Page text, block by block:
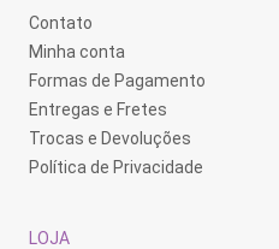
Contato
Minha conta
Formas de Pagamento
Entregas e Fretes
Trocas e Devoluções
Política de Privacidade
LOJA